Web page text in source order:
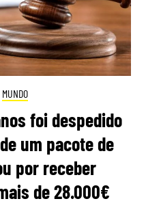
MUNDO
foi despedido
um pacote de
por receber
de 28.000€